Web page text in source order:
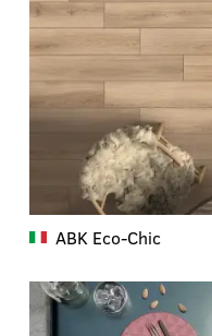
ABK Eco-Chic